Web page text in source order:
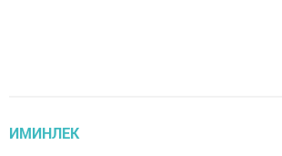
ИМИНЛЕК